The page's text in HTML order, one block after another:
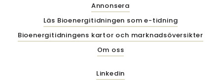
Annonsera
Läs Bioenergitidningen som e-tidning
Bioenergitidningens kartor och marknadsöversikter
Om oss
Linkedin